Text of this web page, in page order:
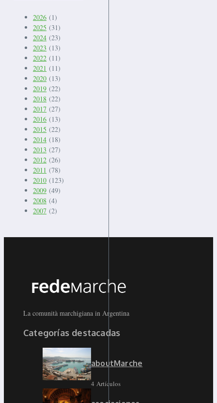
2026 (1)
2025 (31)
2024 (23)
2023 (13)
2022 (11)
2021 (11)
2020 (13)
2019 (22)
2018 (22)
2017 (27)
2016 (13)
2015 (22)
2014 (18)
2013 (27)
2012 (26)
2011 (78)
2010 (123)
2009 (49)
2008 (4)
2007 (2)
La comunità marchigiana in Argentina
Categorías destacadas
aboutMarche
4 Artículos